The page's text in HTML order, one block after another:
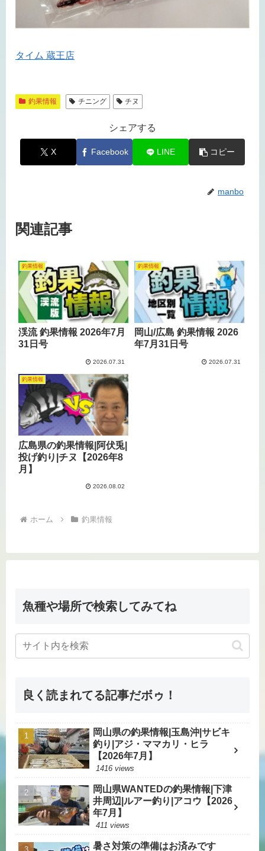
タイム 蔵王店
釣果情報 チニング チヌ
シェアする
X Facebook LINE コピー
manbo
関連記事
釣果情報
渓流 釣果情報 2026年7月
31日号
2026.07.31
釣果情報
岡山/広島 釣果情報 2026
年7月31日号
2026.07.31
釣果情報
広島県の釣果情報|阿伏兎|
投げ釣り|チヌ【2026年8
月】
2026.08.02
ホーム 釣果情報
魚種や場所で検索してみてね
良く読まれてる記事だボゥ！
岡山県の釣果情報|玉島沖|サビキ
釣り|アジ・ママカリ・ヒラ
【2026年7月】
1416 views
岡山県WANTEDの釣果情報|下津
井周辺|ルアー釣り|アコウ【2026
年7月】
411 views
暑さ対策の準備はお済みです